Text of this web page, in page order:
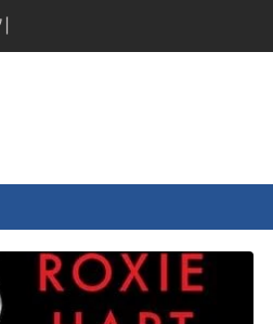
존…180만명 중 8% 수준